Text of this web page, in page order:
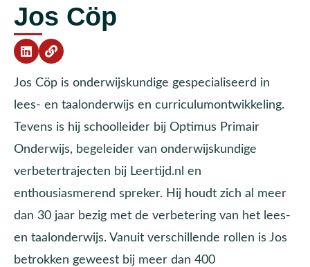
Jos Cöp
Jos Cöp is onderwijskundige gespecialiseerd in
lees- en taalonderwijs en curriculumontwikkeling.
Tevens is hij schoolleider bij Optimus Primair
Onderwijs, begeleider van onderwijskundige
verbetertrajecten bij Leertijd.nl en
enthousiasmerend spreker. Hij houdt zich al meer
dan 30 jaar bezig met de verbetering van het lees-
en taalonderwijs. Vanuit verschillende rollen is Jos
betrokken geweest bij meer dan 400